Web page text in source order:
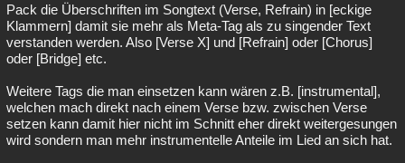
Pack die Überschriften im Songtext (Verse, Refrain) in [eckige
Klammern] damit sie mehr als Meta-Tag als zu singender Text
verstanden werden. Also [Verse X] und [Refrain] oder [Chorus]
oder [Bridge] etc.
Weitere Tags die man einsetzen kann wären z.B. [instrumental],
welchen mach direkt nach einem Verse bzw. zwischen Verse
setzen kann damit hier nicht im Schnitt eher direkt weitergesungen
wird sondern man mehr instrumentelle Anteile im Lied an sich hat.